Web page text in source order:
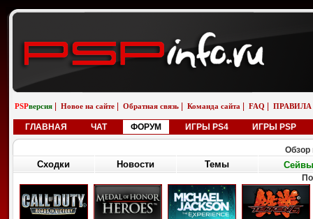
PSPверсия Новое на сайте Обратная связь Команда сайта FAQ ПРАВИЛА
ГЛАВНАЯ ЧАТ ФОРУМ ИГРЫ PS4 ИГРЫ PSP
Обзор
Сходки Новости Темы Сейвы